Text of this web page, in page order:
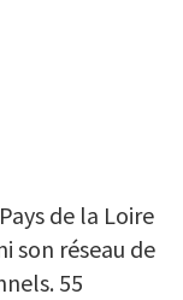
de la Loire
son réseau de
55